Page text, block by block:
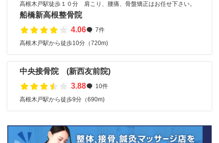
高根木戸駅徒歩１０分 肩こり、腰痛、骨盤矯正はお任せ下さい。
船橋新高根整骨院
4.06
7件
高根木戸駅から徒歩10分（720m)
中央接骨院 (新西友前院)
3.88
10件
高根木戸駅から徒歩9分（690m)